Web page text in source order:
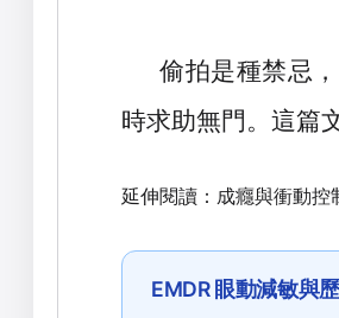
偷拍是種禁忌
時求助無門。這篇
延伸閱讀： 成癮與衝動控
EMDR 眼動減敏與